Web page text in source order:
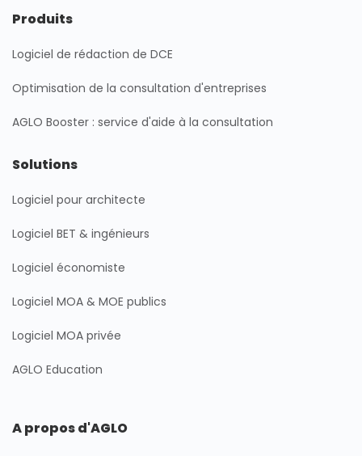
e
d
n
a
g
a
k
Produits
Logiciel de rédaction de DCE
Optimisation de la consultation d'entreprises
AGLO Booster : service d'aide à la consultation
Solutions
Logiciel pour architecte
Logiciel BET & ingénieurs
Logiciel économiste
Logiciel MOA & MOE publics
Logiciel MOA privée
AGLO Education
A propos d'AGLO